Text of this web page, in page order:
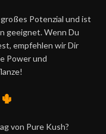
großes Potenzial und ist
geeignet.Wenn Du
, empfehlen wirDir
Powerund
anze!
von Pure Kush?